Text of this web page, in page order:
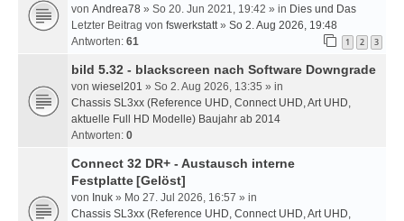
von Andrea78 » So 20. Jun 2021, 19:42 » in Dies und Das
Letzter Beitrag von fswerkstatt» So 2. Aug 2026, 19:48
Antworten: 61 1 2 3
bild 5.32 - blackscreen nach Software Downgrade
von wiesel201 » So 2. Aug 2026, 13:35 » in
Chassis SL3xx (Reference UHD, Connect UHD, Art UHD,
aktuelle Full HD Modelle) Baujahr ab 2014
Antworten: 0
Connect 32 DR+ - Austausch interne
Festplatte[Gelöst]
von Inuk » Mo 27. Jul 2026, 16:57 » in
Chassis SL3xx (Reference UHD, Connect UHD, Art UHD,